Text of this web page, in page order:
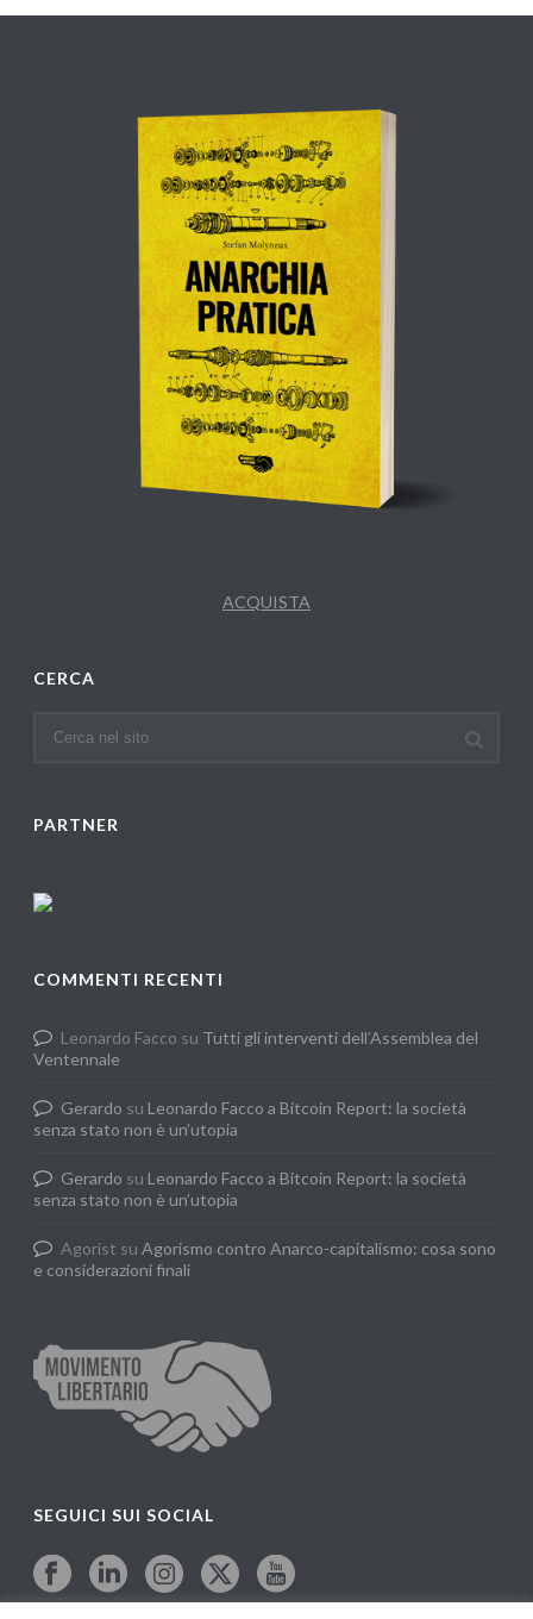
ACQUISTA
CERCA
PARTNER
COMMENTI RECENTI
Leonardo Facco su Tutti gli interventi dell’Assemblea del
Ventennale
Gerardo su Leonardo Facco a Bitcoin Report: la società
senza stato non è un’utopia
Gerardo su Leonardo Facco a Bitcoin Report: la società
senza stato non è un’utopia
Agorist suAgorismo contro Anarco-capitalismo: cosa sono
e considerazioni finali
SEGUICI SUI SOCIAL